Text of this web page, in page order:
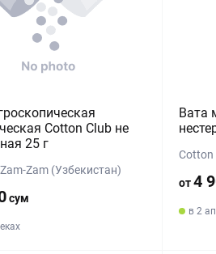
Cotton Club не
25 г
Zam (Узбекистан)
сум
Вата
Cotton
от4
в 2